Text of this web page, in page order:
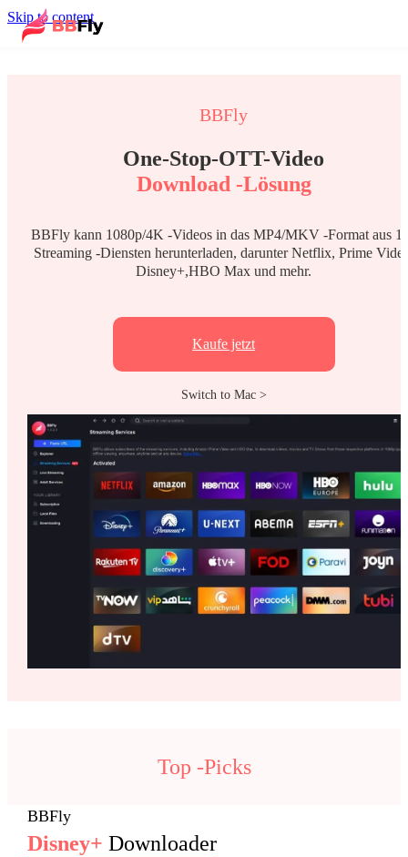
Skip to content
BBFly
One-Stop-OTT-Video
Download -Lösung
BBFly kann 1080p/4K -Videos in das MP4/MKV -Format aus
Streaming -Diensten herunterladen, darunter Netflix, Prime
Disney+,HBO Max und mehr.
Kaufe jetzt
Switch to Mac >
Top -Picks
BBFly
Disney+ Downloader